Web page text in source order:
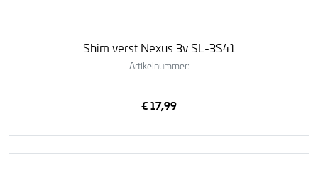
Shim verst Nexus 3v SL-3S41
Artikelnummer:
€ 17,99